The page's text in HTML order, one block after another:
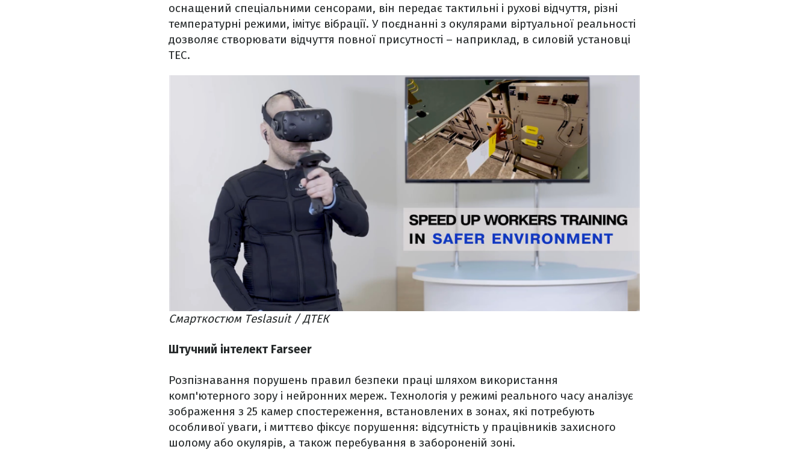
оснащений спеціальними сенсорами, він передає тактильні і рухові відчуття, різні
температурні режими, імітує вібрації. У поєднанні з окулярами віртуальної реальності
дозволяє створювати відчуття повної присутності – наприклад, в силовій установці
ТЕС.
Cмарткостюм Teslasuit / ДТЕК
Штучний інтелект Farseer
Розпізнавання порушень правил безпеки праці шляхом використання
комп'ютерного зору і нейронних мереж. Технологія у режимі реального часу аналізує
зображення з 25 камер спостереження, встановлених в зонах, які потребують
особливої уваги, і миттєво фіксує порушення: відсутність у працівників захисного
шолому або окулярів, а також перебування в забороненій зоні.